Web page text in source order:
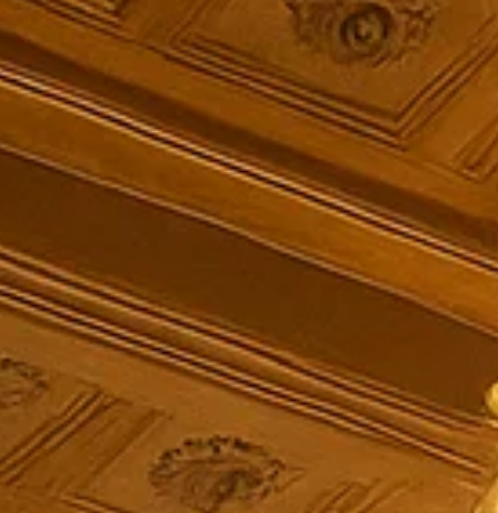
Oper - live!
Tenor Manolito Mario Franzzählt international
zu den herausragenden Stimmen seines Fachs.
Mit einer musikalischen Biografie, die ihn an
einige der renommiertesten Opernhäuser und
Konzertbühnen der Welt geführt hat, verbindet
er technische Exzellenz mit einer eindrucksvollen
Seine Ausbildung an der
Italianolegte den Grundstein für eine Karriere,
die ihn u. a. an das Staatstheater Saarbrücken,
die Bayerische Staatsoper München sowie das
Salzburger Landestheater führte. Internationale
Gastspiele und Festivalauftritte – darunter beim
Lucerne Festival, mit der Strauss Capelle Wien
sowie Engagements in Frankreich, Italien,
Russland, Japan, Luxemburg und Marokko –
prägen sein künstlerisches Profil.